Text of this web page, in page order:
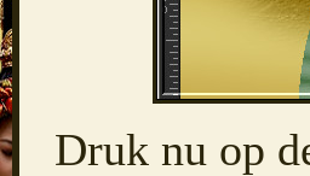
Druk nu op